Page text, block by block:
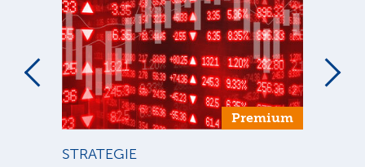
Premium
STRATEGIE